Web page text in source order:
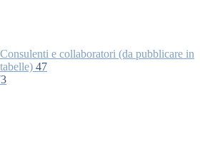
Consulenti e collaboratori (da pubblicare in
tabelle) 47